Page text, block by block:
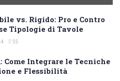
vs. Rigido: Pro e Contro
Tipologie di Tavole
55
Come Integrare le Tecniche
e Flessibilità